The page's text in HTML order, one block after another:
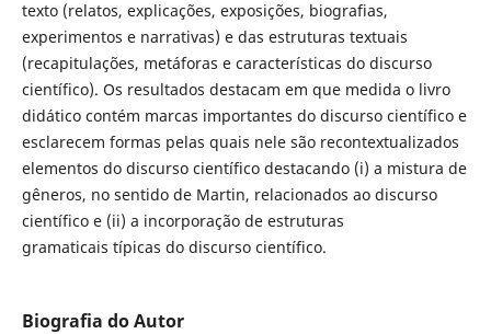
texto (relatos, explicações, exposições, biografias,
experimentos e narrativas) e das estruturas textuais
(recapitulações, metáforas e características do discurso
científico). Os resultados destacam em que medida o livro
didático contém marcas importantes do discurso científico e
esclarecem formas pelas quais nele são recontextualizados
elementos do discurso científico destacando (i) a mistura de
gêneros, no sentido de Martin, relacionados ao discurso
científico e (ii) a incorporação de estruturas
gramaticais típicas do discurso científico.
Biografia do Autor